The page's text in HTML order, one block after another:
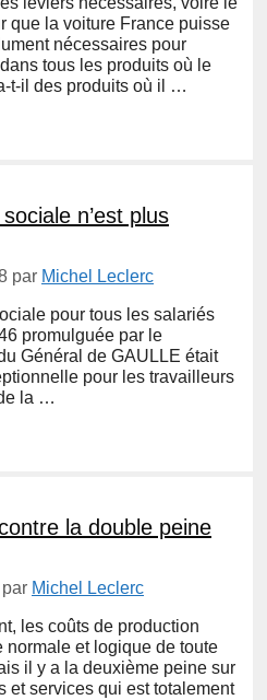
que la voiture France puisse
nécessaires pour
tous les produits où le
t-il des produits où il …
n’est plus
par Michel Leclerc
pour tous les salariés
promulguée par le
Général de GAULLE était
pour les travailleurs
la …
la double peine
par Michel Leclerc
les coûts de production
normale et logique de toute
il y a la deuxième peine sur
et services qui est totalement